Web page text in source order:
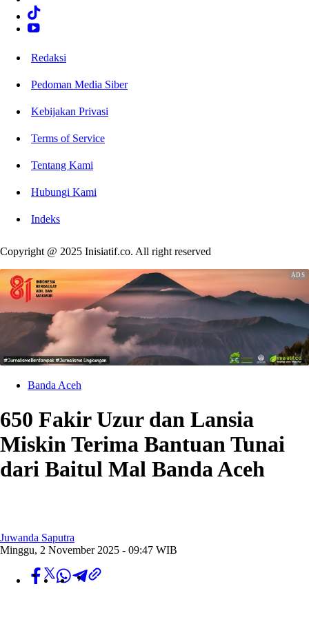
Redaksi
Pedoman Media Siber
Kebijakan Privasi
Terms of Service
Tentang Kami
Hubungi Kami
Indeks
Copyright @ 2025 Inisiatif.co. All right reserved
Banda Aceh
650 Fakir Uzur dan Lansia
Miskin Terima Bantuan Tunai
dari Baitul Mal Banda Aceh
Juwanda Saputra
Minggu, 2 November 2025 - 09:47 WIB